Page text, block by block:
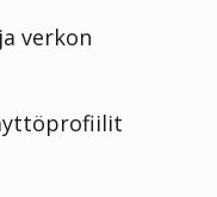
verkon